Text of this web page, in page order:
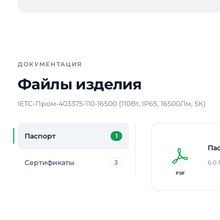
ДОКУМЕНТАЦИЯ
Файлы изделия
IETC-Пром-403375-110-16500 (110Вт, IP65, 16500Лм, 5К)
Паспорт 1
Сертификаты 3 6.0